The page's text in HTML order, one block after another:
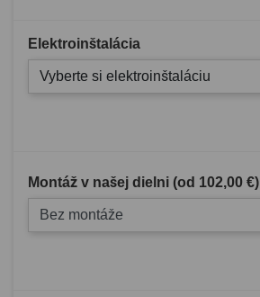
Elektroinštalácia
Vyberte si elektroinštaláciu
Montáž v našej dielni (od 102,00 €)
Bez montáže